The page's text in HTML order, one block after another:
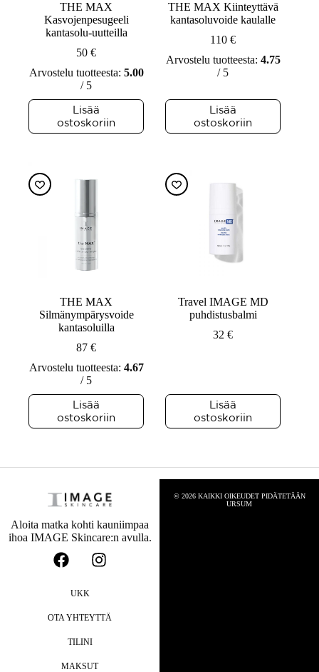
THE MAX
Kasvojenpesugeeli
kantasolu-uutteilla
50€
Arvostelu tuotteesta: 5.00
/ 5
Lisää
ostoskoriin
THE MAX Kiinteyttävä
kantasoluvoide kaulalle
110€
Arvostelu tuotteesta: 4.75
/ 5
Lisää
ostoskoriin
THE MAX
Silmänympärysvoide
kantasoluilla
87€
Arvostelu tuotteesta: 4.67
/ 5
Lisää
ostoskoriin
Travel IMAGE MD
puhdistusbalmi
32€
Lisää
ostoskoriin
Aloita matka kohti kauniimpaa
ihoa IMAGE Skincare:n avulla.
UKK
OTA YHTEYTTÄ
TILINI
MAKSUT
© 2026 KAIKKI OIKEUDET PIDÄTETÄÄN
URSUM